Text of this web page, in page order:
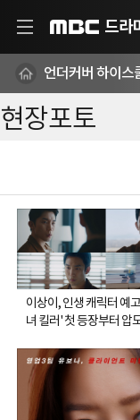
드라
언더커버 하이스
현장포토
이상이, 인생 캐릭터 예
녀 킬러' 첫 등장부터 압